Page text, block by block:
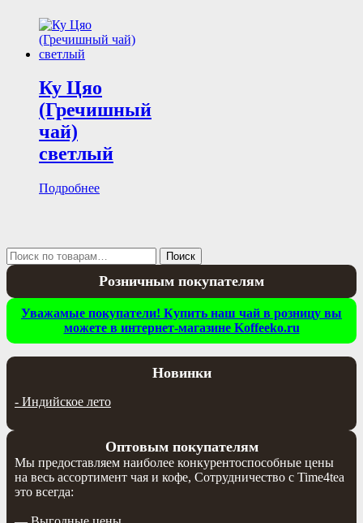
Ку Цяо
(Гречишный
чай)
светлый
Подробнее
Искать: Поиск
Розничным покупателям
Уважамые покупатели! Купить наш чай в розницу вы
можете в интернет-магазине Koffeeko.ru
Новинки
- Индийское лето
Оптовым покупателям
Мы предоставляем наиболее конкурентоспособные цены
на весь ассортимент чая и кофе, Сотрудничество с Time4tea
это всегда: